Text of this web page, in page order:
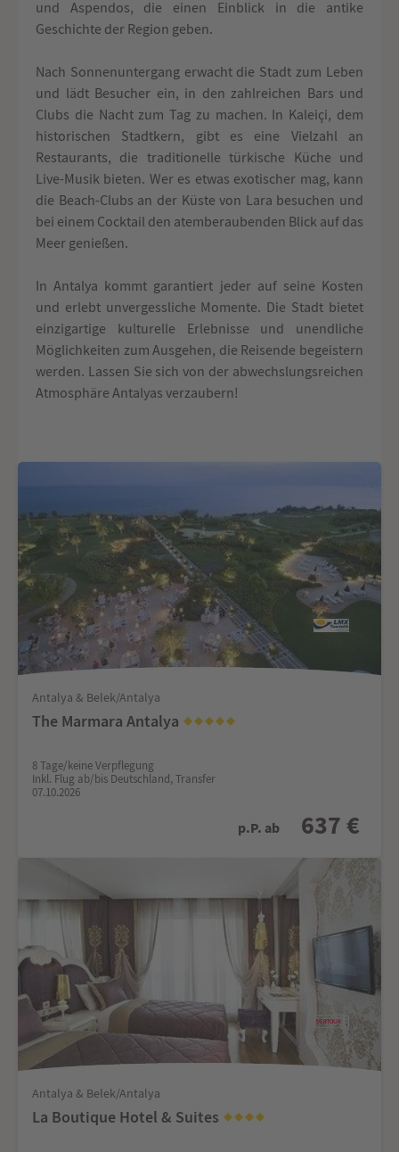
und Aspendos, die einen Einblick in die antike
Geschichte der Region geben.
Nach Sonnenuntergang erwacht die Stadt zum Leben
und lädt Besucher ein, in den zahlreichen Bars und
Clubs die Nacht zum Tag zu machen. In Kaleiçi, dem
historischen Stadtkern, gibt es eine Vielzahl an
Restaurants, die traditionelle türkische Küche und
Live-Musik bieten. Wer es etwas exotischer mag, kann
die Beach-Clubs an der Küste von Lara besuchen und
bei einem Cocktail den atemberaubenden Blick auf das
Meer genießen.
In Antalya kommt garantiert jeder auf seine Kosten
und erlebt unvergessliche Momente. Die Stadt bietet
einzigartige kulturelle Erlebnisse und unendliche
Möglichkeiten zum Ausgehen, die Reisende begeistern
werden. Lassen Sie sich von der abwechslungsreichen
Atmosphäre Antalyas verzaubern!
Antalya & Belek/Antalya
The Marmara Antalya
8 Tage/keine Verpflegung
Inkl. Flug ab/bis Deutschland, Transfer
07.10.2026
p.P. ab 637 €
Antalya & Belek/Antalya
La Boutique Hotel & Suites